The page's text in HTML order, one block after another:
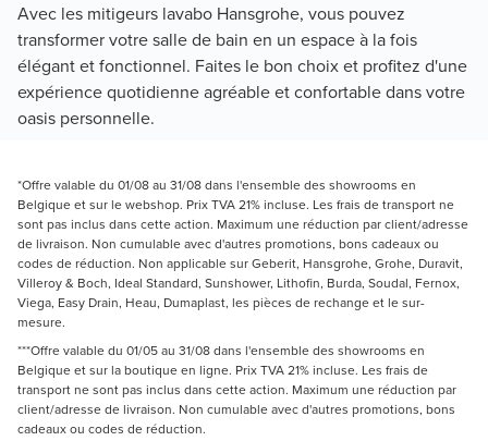
Avec les mitigeurs lavabo Hansgrohe, vous pouvez
transformer votre salle de bain en un espace à la fois
élégant et fonctionnel. Faites le bon choix et profitez d'une
expérience quotidienne agréable et confortable dans votre
oasis personnelle.
*Offre valable du 01/08 au 31/08 dans l'ensemble des showrooms en
Belgique et sur le webshop. Prix TVA 21% incluse. Les frais de transport ne
sont pas inclus dans cette action. Maximum une réduction par client/adresse
de livraison. Non cumulable avec d'autres promotions, bons cadeaux ou
codes de réduction. Non applicable sur Geberit, Hansgrohe, Grohe, Duravit,
Villeroy & Boch, Ideal Standard, Sunshower, Lithofin, Burda, Soudal, Fernox,
Viega, Easy Drain, Heau, Dumaplast, les pièces de rechange et le sur-
mesure.
***Offre valable du 01/05 au 31/08 dans l'ensemble des showrooms en
Belgique et sur la boutique en ligne. Prix TVA 21% incluse. Les frais de
transport ne sont pas inclus dans cette action. Maximum une réduction par
client/adresse de livraison. Non cumulable avec d'autres promotions, bons
cadeaux ou codes de réduction.